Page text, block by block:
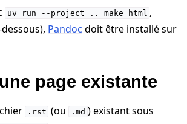
uv run --project .. make html ,
Pandoc doit être installé sur
page existante
.rst (ou .md ) existant sous